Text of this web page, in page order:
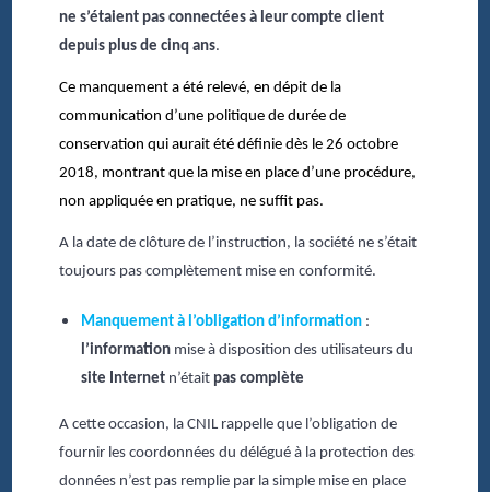
ne s’étaient pas connectées à leur compte client
depuis plus de cinq ans.
Ce manquement a été relevé, en dépit de la
communication d’une politique de durée de
conservation qui aurait été définie dès le 26 octobre
2018, montrant que la mise en place d’une procédure,
non appliquée en pratique, ne suffit pas.
A la date de clôture de l’instruction, la société ne s’était
toujours pas complètement mise en conformité.
Manquement à l’obligation d’information:
l’informationmise à disposition des utilisateurs du
site Internetn’était pas complète
A cette occasion, la CNIL rappelle que l’obligation de
fournir les coordonnées du délégué à la protection des
données n’est pas remplie par la simple mise en place